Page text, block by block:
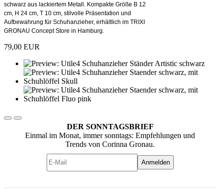
schwarz aus lackiertem Metall. Kompakte Größe B 12
cm, H 24 cm, T 10 cm, stilvolle Präsentation und
Aufbewahrung für Schuhanzieher, erhältlich im TRIXI
GRONAU Concept Store in Hamburg.
79,00 EUR
DER SONNTAGSBRIEF
Einmal im Monat, immer sonntags: Empfehlungen und
Trends von Corinna Gronau.
Anmelden